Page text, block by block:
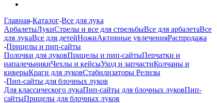
Главная-Каталог-Все для лука
АрбалетыЛукиСтрелы и все для стрельбыВсе для арбалетаВсе
для лукаВсе для детейНожиАктивные увлеченияРаспродажа
-Прицелы и пип-сайты
Полочки для луковПрицелы и пип-сайтыПерчатки и
напалечьникиЧехлы и кейсыУход и запчастиКолчаны и
киверыКраги для луковСтабилизаторы Релизы
-Пип-сайты для блочных луков
Для классического лукаПип-сайты для блочных луковПип-
сайтыПрицелы для блочных луков